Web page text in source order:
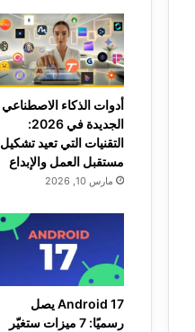
أدوات الذكاء الاصطناعي
الجديدة في 2026:
التقنيات التي تعيد تشكيل
مستقبل العمل والإبداع
مارس 10, 2026
Android 17 يصل
رسميًا: 7 ميزات ستغيّر